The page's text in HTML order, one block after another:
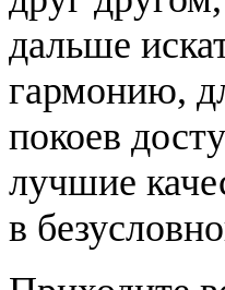
дальше
гармонию,
покоев
лучшие
в